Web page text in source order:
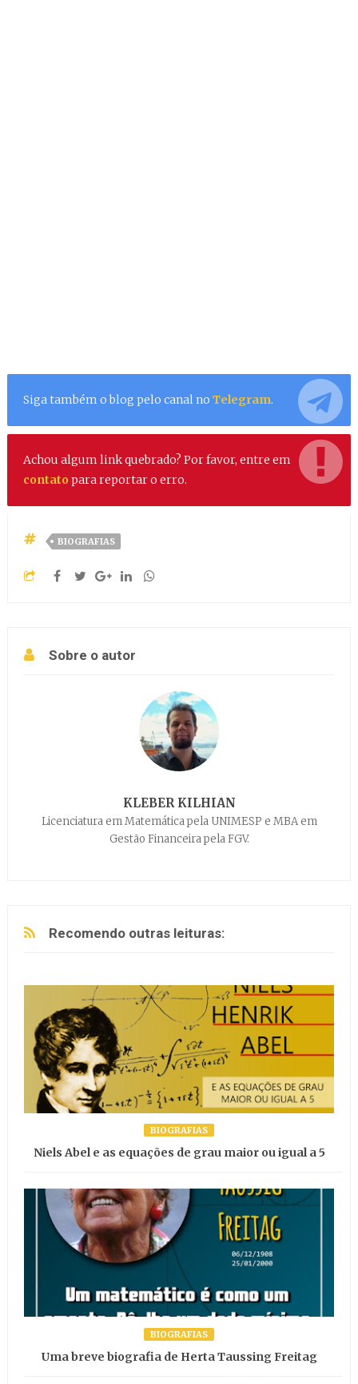
Siga também o blog pelo canal no Telegram.
Achou algum link quebrado? Por favor, entre em
contato para reportar o erro.
BIOGRAFIAS
Sobre o autor
KLEBER KILHIAN
Licenciatura em Matemática pela UNIMESP e MBA em
Gestão Financeira pela FGV.
Recomendo outras leituras:
BIOGRAFIAS
Niels Abel e as equações de grau maior ou igual a 5
BIOGRAFIAS
Uma breve biografia de Herta Taussing Freitag